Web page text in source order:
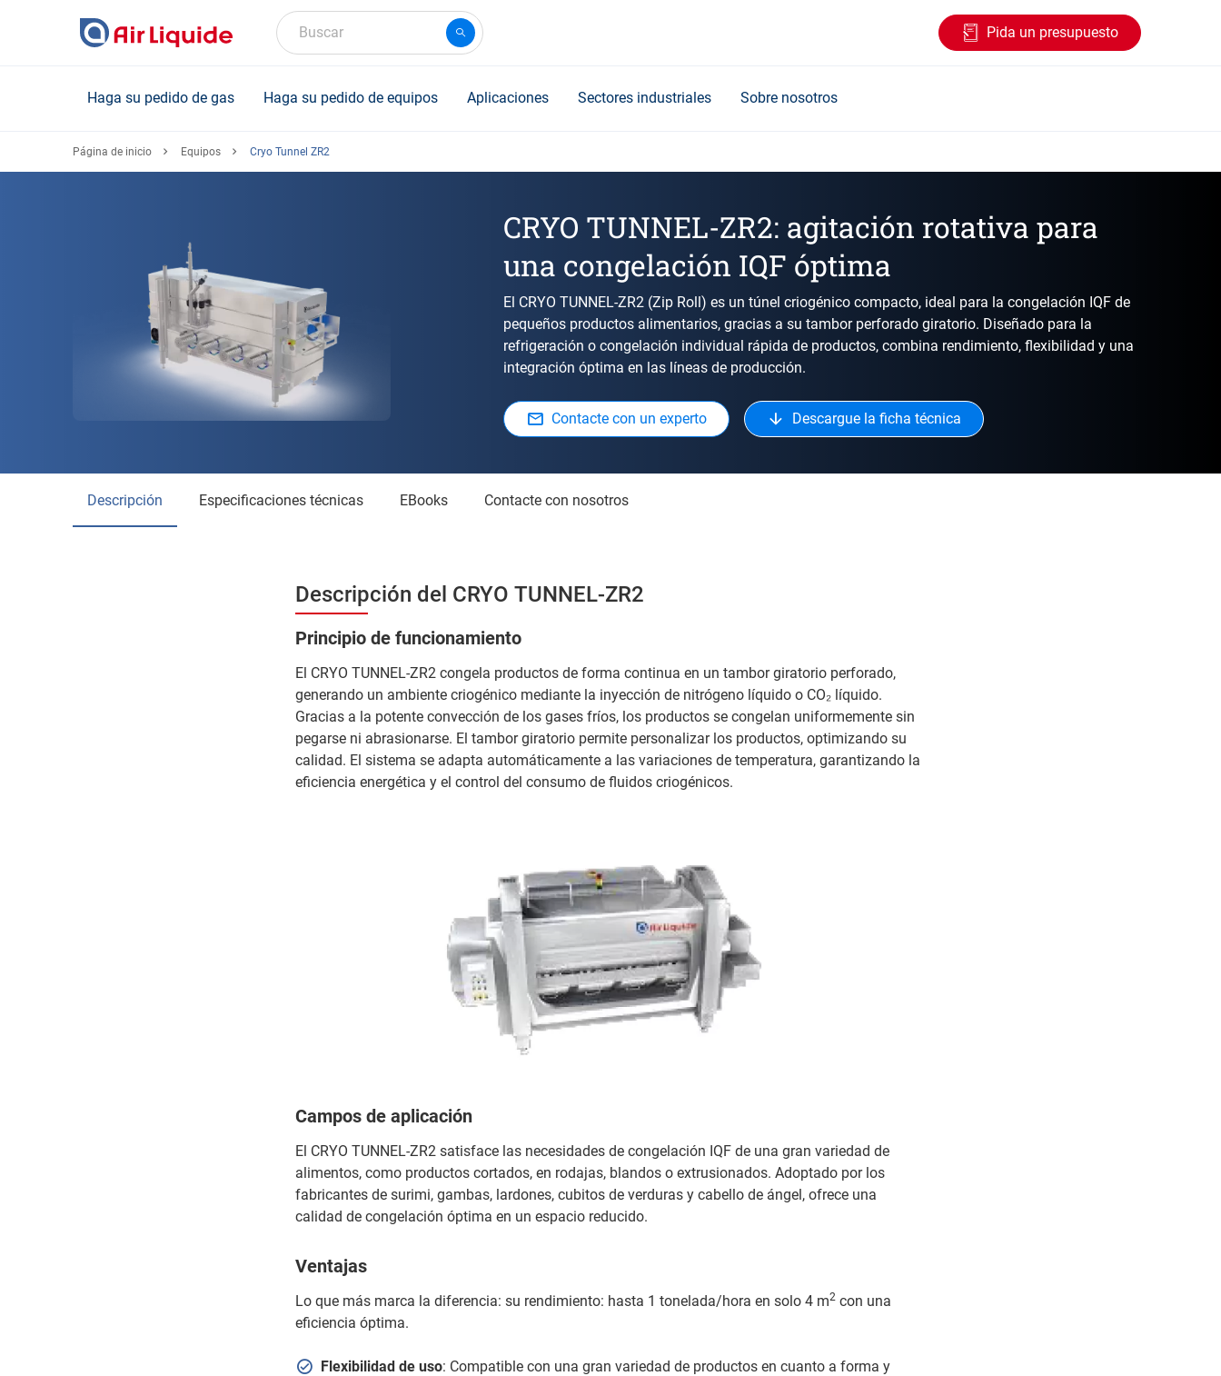
Buscar Pida un presupuesto
Haga su pedido de gas Haga su pedido de equipos Aplicaciones Sectores industriales Sobre nosotros
Página de inicio Equipos Cryo Tunnel ZR2
CRYO TUNNEL-ZR2: agitación rotativa para
una congelación IQF óptima
El CRYO TUNNEL-ZR2 (Zip Roll) es un túnel criogénico compacto, ideal para la congelación IQF de
pequeños productos alimentarios, gracias a su tambor perforado giratorio. Diseñado para la
refrigeración o congelación individual rápida de productos, combina rendimiento, flexibilidad y una
integración óptima en las líneas de producción.
Contacte con un experto Descargue la ficha técnica
Descripción Especificaciones técnicas EBooks Contacte con nosotros
Descripción del CRYO TUNNEL-ZR2
Principio de funcionamiento
El CRYO TUNNEL-ZR2 congela productos de forma continua en un tambor giratorio perforado,
generando un ambiente criogénico mediante la inyección de nitrógeno líquido o CO₂ líquido.
Gracias a la potente convección de los gases fríos, los productos se congelan uniformemente sin
pegarse ni abrasionarse. El tambor giratorio permite personalizar los productos, optimizando su
calidad. El sistema se adapta automáticamente a las variaciones de temperatura, garantizando la
eficiencia energética y el control del consumo de fluidos criogénicos.
Campos de aplicación
El CRYO TUNNEL-ZR2 satisface las necesidades de congelación IQF de una gran variedad de
alimentos, como productos cortados, en rodajas, blandos o extrusionados. Adoptado por los
fabricantes de surimi, gambas, lardones, cubitos de verduras y cabello de ángel, ofrece una
calidad de congelación óptima en un espacio reducido.
Ventajas
Lo que más marca la diferencia: su rendimiento: hasta 1 tonelada/hora en solo 4 m2con una
eficiencia óptima.
Flexibilidad de uso: Compatible con una gran variedad de productos en cuanto a forma y